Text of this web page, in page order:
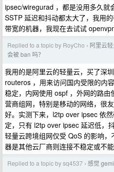
ipsec/wiregurad ，都是没用多久就
SSTP 延迟和抖动都太大了，我用
带宽的机器，我现在去试试
Replied to a topic by RoyCho › 阿里云
会被 ban 吗？
我用的是阿里云的轻量云，买了深
routeros ，用来访问国内受限的内
稳定，内网使用 ospf ，外网的路
营商组网，特别是移动的网络，很
好。实测下来，l2tp over ipsec 依
定，只有 l2tp over ipsec 延迟低，
轻量云跨境组网仅受 QoS 的影响
器是其他云厂商则连接不稳定或不能
Replied to a topic by sq4537 › 感觉